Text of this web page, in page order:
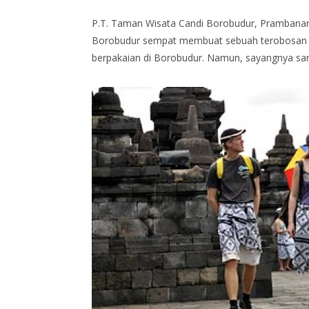
P.T. Taman Wisata Candi Borobudur,
Borobudur sempat membuat sebuah
berpakaian di Borobudur. Namun, sayangnya